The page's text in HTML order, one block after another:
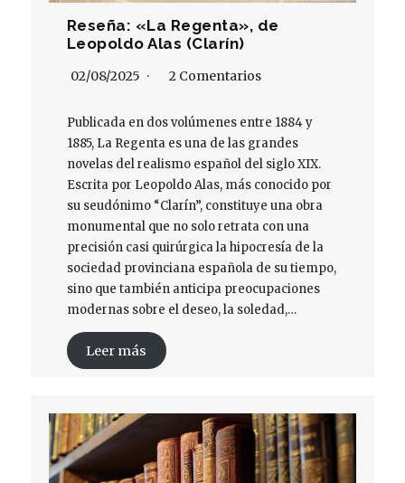
Reseña: «La Regenta», de
Leopoldo Alas (Clarín)
02/08/2025 2 Comentarios
Publicada en dos volúmenes entre 1884 y
1885, La Regenta es una de las grandes
novelas del realismo español del siglo XIX.
Escrita por Leopoldo Alas, más conocido por
su seudónimo “Clarín”, constituye una obra
monumental que no solo retrata con una
precisión casi quirúrgica la hipocresía de la
sociedad provinciana española de su tiempo,
sino que también anticipa preocupaciones
modernas sobre el deseo, la soledad,…
Leer más